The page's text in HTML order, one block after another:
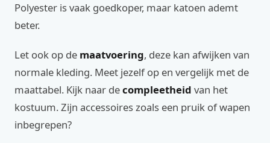
Polyester is vaak goedkoper, maar katoen ademt
beter.
Let ook op de maatvoering, deze kan afwijken van
normale kleding. Meet jezelf op en vergelijk met de
maattabel. Kijk naar decompleetheid van het
kostuum. Zijn accessoires zoals een pruik of wapen
inbegrepen?